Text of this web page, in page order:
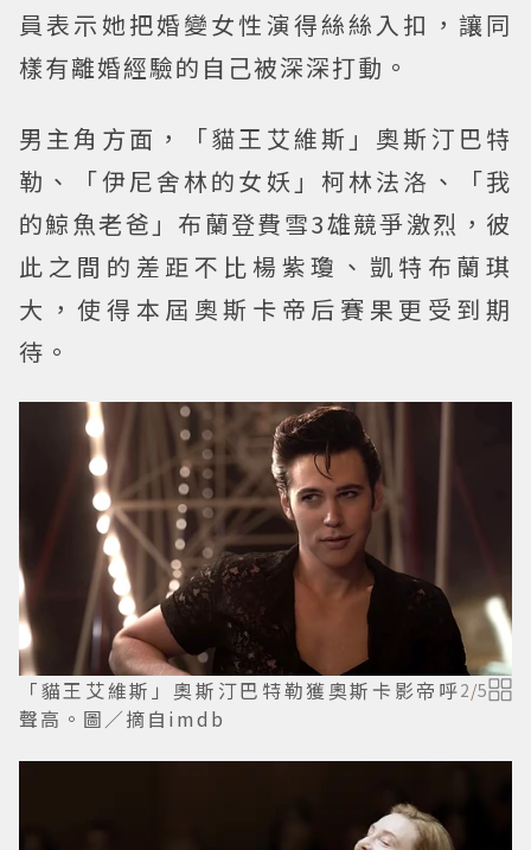
員表示她把婚變女性演得絲絲入扣，讓同
樣有離婚經驗的自己被深深打動。
男主角方面，「貓王艾維斯」奧斯汀巴特
勒、「伊尼舍林的女妖」柯林法洛、「我
的鯨魚老爸」布蘭登費雪3雄競爭激烈，彼
此之間的差距不比楊紫瓊、凱特布蘭琪
大，使得本屆奧斯卡帝后賽果更受到期
待。
「貓王艾維斯」奧斯汀巴特勒獲奧斯卡影帝呼
聲高。圖／摘自imdb
2/5